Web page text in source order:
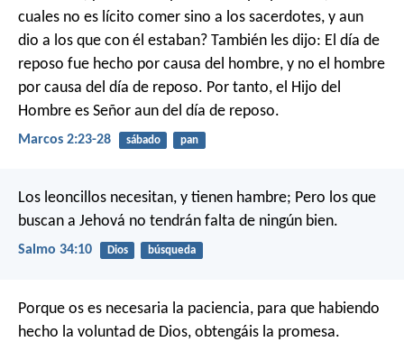
cuales no es lícito comer sino a los sacerdotes, y aun
dio a los que con él estaban? También les dijo: El día de
reposo fue hecho por causa del hombre, y no el hombre
por causa del día de reposo. Por tanto, el Hijo del
Hombre es Señor aun del día de reposo.
Marcos 2:23-28 sábado pan
Los leoncillos necesitan, y tienen hambre; Pero los que
buscan a Jehová no tendrán falta de ningún bien.
Salmo 34:10 Dios búsqueda
Porque os es necesaria la paciencia, para que habiendo
hecho la voluntad de Dios, obtengáis la promesa.